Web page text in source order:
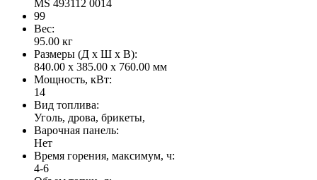
MS 493112 0014
99
Вес:
95.00 кг
Размеры (Д x Ш x В):
840.00 x 385.00 x 760.00 мм
Мощность, кВт:
14
Вид топлива:
Уголь, дрова, брикеты,
Варочная панель:
Нет
Время горения, максимум, ч:
4-6